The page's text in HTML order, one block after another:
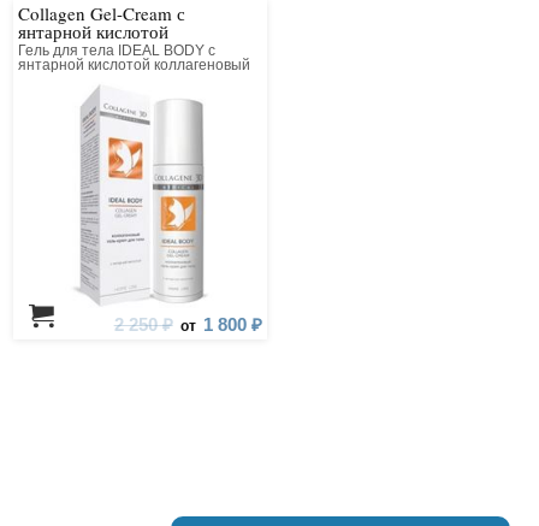
Collagen Gel-Cream с
янтарной кислотой
Гель для тела IDEAL BODY с
янтарной кислотой коллагеновый
2 250 ₽ от 1 800 ₽